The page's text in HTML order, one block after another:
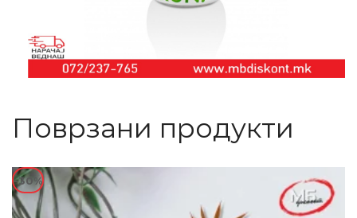
Поврзани продукти
-30%